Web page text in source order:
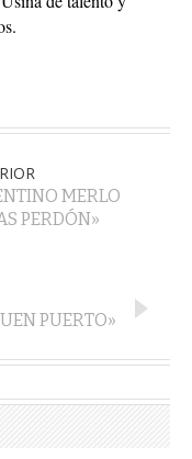
MERLO
PERDÓN»
PUERTO»